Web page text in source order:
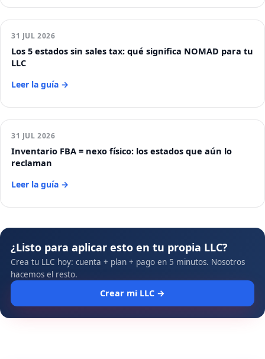
31 JUL 2026
Los 5 estados sin sales tax: qué significa NOMAD para tu
LLC
Leer la guía →
31 JUL 2026
Inventario FBA = nexo físico: los estados que aún lo
reclaman
Leer la guía →
¿Listo para aplicar esto en tu propia LLC?
Crea tu LLC hoy: cuenta + plan + pago en 5 minutos. Nosotros
hacemos el resto.
Crear mi LLC →